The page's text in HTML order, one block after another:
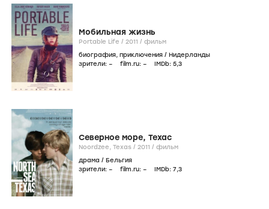
Мобильная жизнь
Portable Life / 2011 / фильм
биография, приключения / Нидерланды
зрители: – film.ru: – IMDb: 5,3
Северное море, Техас
Noordzee, Texas / 2011 / фильм
драма / Бельгия
зрители: – film.ru: – IMDb: 7,3